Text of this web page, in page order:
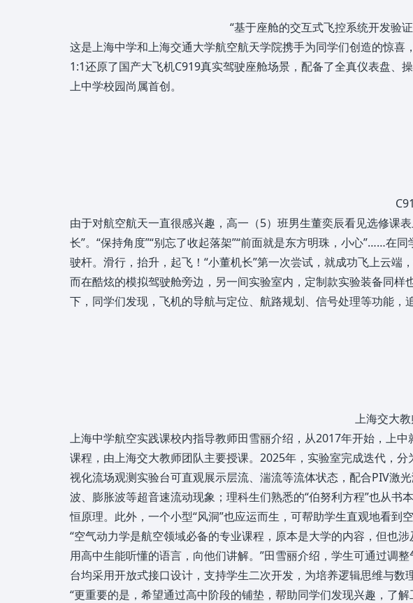
“基于座舱的交互式飞控系统开发验
这是上海中学和上海交通大学航空航天学院携手为同学们创造的惊喜
1:1还原了国产大飞机C919真实驾驶座舱场景，配备了全真仪表盘
上中学校园尚属首创。
由于对航空航天一直很感兴趣，高一（5）班男生董奕辰看见选修课
长”。“保持角度”“别忘了收起落架”“前面就是东方明珠，小心”……在
驶杆。滑行，抬升，起飞！“小董机长”第一次尝试，就成功飞上云端
而在酷炫的模拟驾驶舱旁边，另一间实验室内，定制款实验装备同
下，同学们发现，飞机的导航与定位、航路规划、信号处理等功能，
上海交大
上海中学航空实践课校内指导教师田雪丽介绍，从2017年开始，上
课程，由上海交大教师团队主要授课。2025年，实验室完成迭代，
视化流场观测实验台可直观展示层流、湍流等流体状态，配合PIV激
波、膨胀波等超音速流动现象；理科生们熟悉的“伯努利方程”也从
恒原理。此外，一个小型“风洞”也应运而生，可帮助学生直观地看到
“空气动力学是航空领域必备的专业课程，原本是大学的内容，但也
用高中生能听懂的语言，向他们讲解。”田雪丽介绍，学生可通过调
台均采用开放式接口设计，支持学生二次开发，为培养逻辑思维与数
“更重要的是，希望通过高中阶段的铺垫，帮助同学们发现兴趣，了